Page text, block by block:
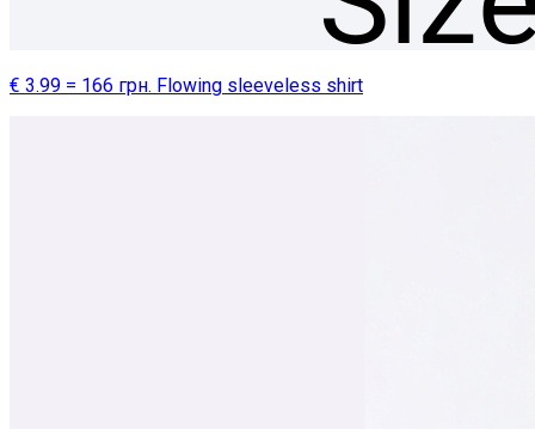
€ 3.99 = 166 грн. Flowing sleeveless shirt